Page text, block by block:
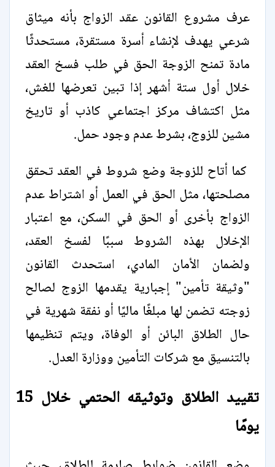
عرف مشروع القانون عقد الزواج بأنه ميثاق
شرعي يهدف لإنشاء أسرة مستقرة، مستحدثًا
مادة تمنح الزوجة الحق في طلب فسخ العقد
خلال أول ستة أشهر إذا تبين تعرضها للغش،
مثل اكتشاف مركز اجتماعي كاذب أو تاريخ
مشين للزوج، بشرط عدم وجود حمل.
كما أتاح للزوجة وضع شروط في العقد تحقق
مصلحتها، مثل الحق في العمل أو اشتراط عدم
الزواج بأخرى أو الحق في السكن، مع اعتبار
الإخلال بهذه الشروط سببًا لفسخ العقد،
ولضمان الأمان المادي، استحدث القانون
"وثيقة تأمين" إجبارية يقدمها الزوج لصالح
زوجته تضمن لها مبلغًا ماليًا أو نفقة شهرية في
حال الطلاق البائن أو الوفاة، ويتم تنظيمها
بالتنسيق مع شركات التأمين ووزارة العدل.
تقييد الطلاق وتوثيقه الحتمي خلال 15
يومًا